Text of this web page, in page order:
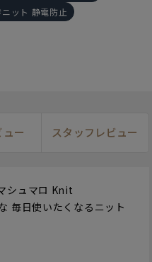
ニット 静電防止
ー スタッフレビュー
シュマロ Knit
毎日使いたくなるニット